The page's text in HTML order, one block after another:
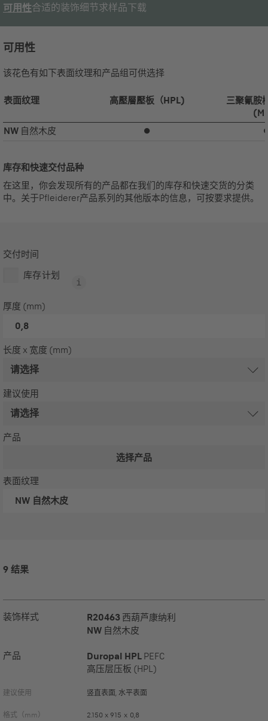
可用性合适的装饰细节求样品下载
可用性
该花色有如下表面纹理和产品组可供选择
表面纹理 高壓層壓板（HPL)
三聚氰胺
NW 自然木皮 ⏺
库存和快速交付品种
在这里，你会发现所有的产品都在我们的库存和快速交货的分类
中。关于Pfleiderer产品系列的其他版本的信息，可按要求提供。
交付时间
库存计划
厚度 (mm)
0,8
长度 x 宽度 (mm)
建议使用
产品
选择产品
表面纹理
NW 自然木皮
9 结果
装饰样式 R20463 西葫芦康纳利
NW 自然木皮
产品 Duropal HPL PEFC
高压层压板 (HPL)
建议使用 竖直表面, 水平表面
格式（mm）
2.150 x 915 x 0,8